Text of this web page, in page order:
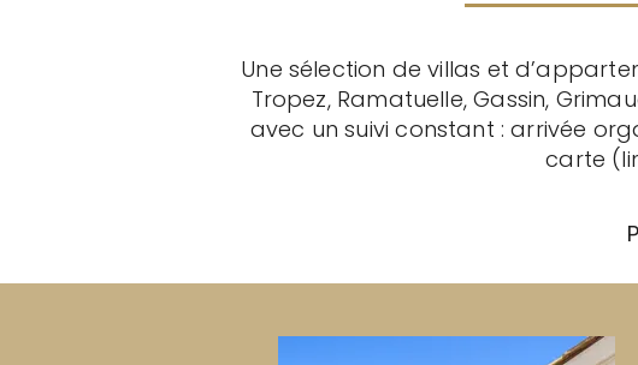
Une sélection de villas et
Tropez, Ramatuelle, Gassin,
avec un suivi constant : arrivée
carte